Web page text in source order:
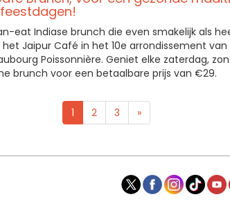
eat Indiase brunch die even smakelijk als
Jaipur Café in het 10e arrondissement van
Poissonnière. Geniet elke zaterdag,
brunch voor een betaalbare prijs van €29.
1 2 3 »